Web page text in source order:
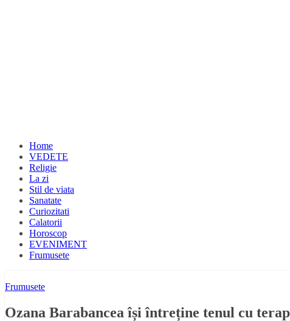
Home
VEDETE
Religie
La zi
Stil de viata
Sanatate
Curiozitati
Calatorii
Horoscop
EVENIMENT
Frumusete
Frumusete
Ozana Barabancea își întreține tenul cu